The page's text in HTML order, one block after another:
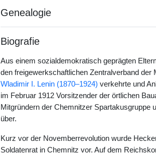
Genealogie
Biografie
Aus einem sozialdemokratisch geprägten
den freigewerkschaftlichen Zentralverband der
Wladimir I. Lenin (1870–1924) verkehrte und
im Februar 1912 Vorsitzender der örtlichen
Mitgründern der Chemnitzer Spartakusgruppe
über.
Kurz vor der Novemberrevolution wurde
Soldatenrat in Chemnitz vor. Auf dem